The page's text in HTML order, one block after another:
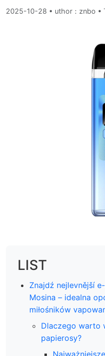
2025-10-28 • uthor：znbo •
LIST
Znajdź nejlevnější
Mosina – idealna
miłośników
Dlaczego warto
papierosy?